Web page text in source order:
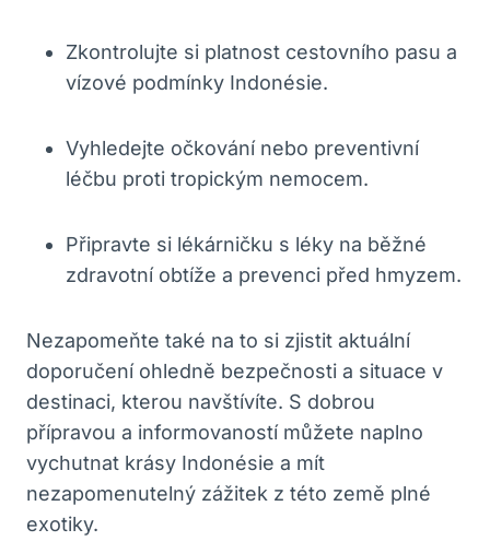
Zkontrolujte si platnost cestovního pasu a
vízové podmínky Indonésie.
Vyhledejte očkování nebo preventivní
léčbu proti tropickým nemocem.
Připravte si lékárničku s léky na běžné
zdravotní obtíže a prevenci před hmyzem.
Nezapomeňte také na to si zjistit aktuální
doporučení ohledně bezpečnosti a situace v
destinaci, kterou navštívíte. S dobrou
přípravou a informovaností můžete naplno
vychutnat krásy Indonésie a mít
nezapomenutelný zážitek z této země plné
exotiky.